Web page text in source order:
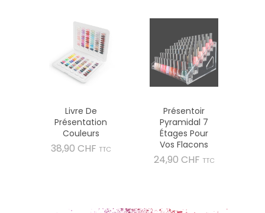
Livre De
Présentation
Couleurs
38,90 CHF Prix
TTC
Présentoir
Pyramidal 7
Étages Pour
Vos Flacons
24,90 CHF Prix
TTC